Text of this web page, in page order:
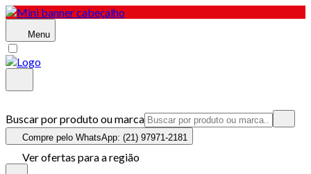
Menu
Buscar por produto ou marca
Compre pelo WhatsApp: (21) 97971-2181
Ver ofertas para a região